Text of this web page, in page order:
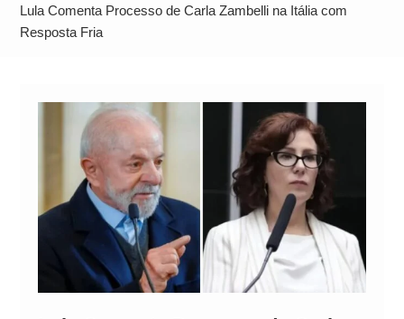
Alto
Lula Comenta Processo de Carla Zambelli na Itália com
Resposta Fria